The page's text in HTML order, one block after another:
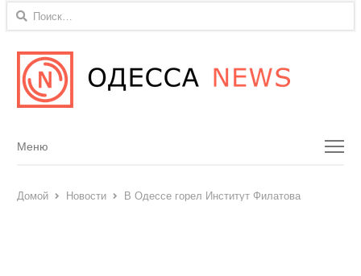
Найти:
Menu
Меню
Домой Новости В Одессе горел Институт Филатова